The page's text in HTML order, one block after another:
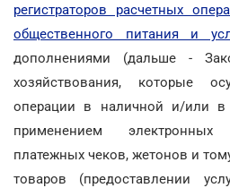
регистраторов расчетных
общественного питания и
дополнениями (дальше -
хозяйствования, которые
операции в наличной и/или
применением
платежных чеков, жетонов и
товаров (предоставлении